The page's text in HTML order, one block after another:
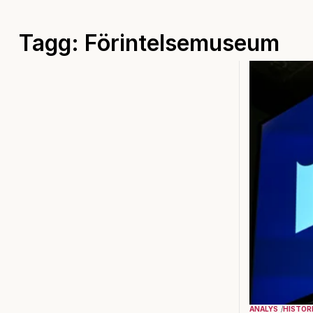
Tagg: Förintelsemuseum
ANALYS